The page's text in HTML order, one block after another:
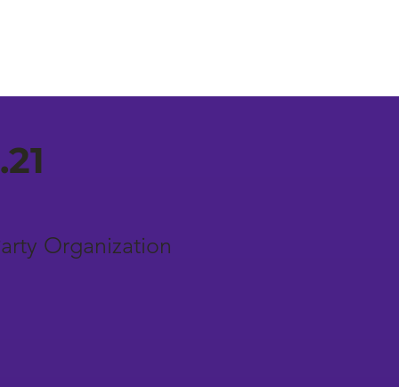
Organization